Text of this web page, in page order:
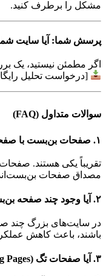
مشکل را برطرف کنید.
پرسش شما: آیا سایت
اگر مطمئن نیستید، یک
[درخواست تحلیل
سوالات متداول (FAQ)
۱. صفحات بن‌بست با صفحات Orphan چه تفاوتی دارند؟
مصداق صفحات
۲. آیا وجود چند صفحه بن‌بست در سایت مشکل بزرگی است؟
در سایت‌های بزرگ چند
باشند، باعث کاهش
۳. آیا صفحات تگ (Tag Pages) هم بن‌بست محسوب می‌شوند؟